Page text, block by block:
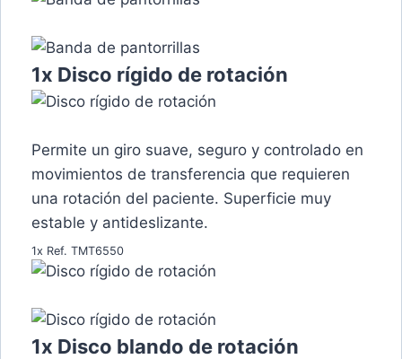
1x Disco rígido de rotación
Permite un giro suave, seguro y controlado en
movimientos de transferencia que requieren
una rotación del paciente. Superficie muy
estable y antideslizante.
1x Ref. TMT6550
1x Disco blando de rotación